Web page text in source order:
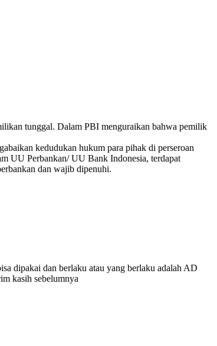
tunggal. Dalam PBI menguraikan bahwa pemilik
kedudukan hukum para pihak di perseroan
UU Perbankan/ UU Bank Indonesia, terdapat
dan wajib dipenuhi.
dipakai dan berlaku atau yang berlaku adalah AD
kasih sebelumnya